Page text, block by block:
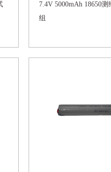
7.4V 5000mAh 18650
组